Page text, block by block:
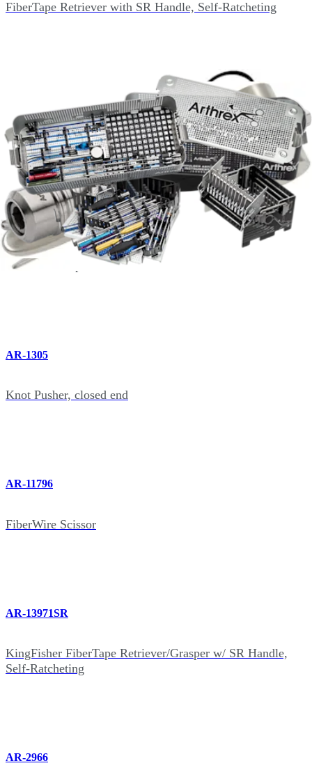
FiberTape Retriever with SR Handle, Self-Ratcheting
FiberWire Grasper w/SR Handle
AR-13999MF
FastPass Scorpion SL Suture Passer
AR-1305
Knot Pusher, closed end
AR-11796
FiberWire Scissor
AR-13971SR
KingFisher FiberTape Retriever/Grasper w/ SR Handle,
Self-Ratcheting
AR-2966